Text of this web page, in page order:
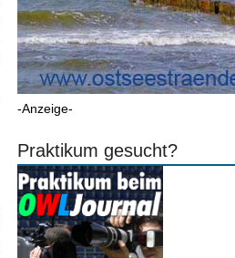
-Anzeige-
Praktikum gesucht?